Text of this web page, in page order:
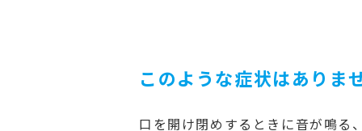
このような症状はありま
口を開け閉めするときに音が鳴る